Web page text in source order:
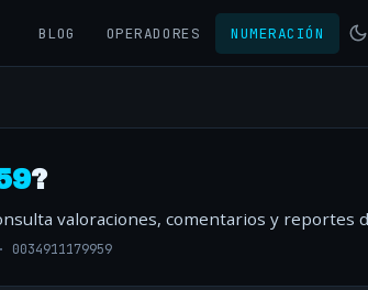
BLOG OPERADORES NUMERACIÓN
?
valoraciones, comentarios y reportes
0034911179959